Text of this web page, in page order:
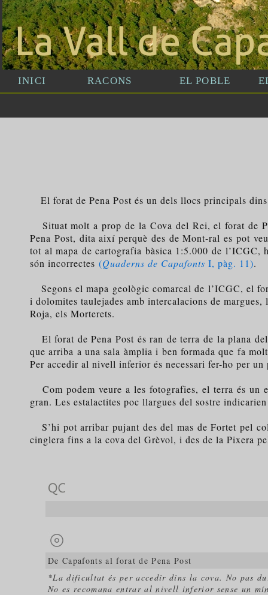
El forat de Pena Post és un dels llocs principals
Situat molt a prop de la Cova del Rei, el forat de
Pena Post, dita així perquè des de Mont-ral es pot
tot al mapa de cartografia bàsica 1:5.000 de
són incorrectes (Quaderns de Capafonts I, pàg. 11).
Segons el mapa geològic comarcal de l’ICGC, el
i dolomites taulejades amb intercalacions de
Roja, els Morterets.
El forat de Pena Post és ran de terra de la plana
que arriba a una sala àmplia i ben formada que fa
Per accedir al nivell inferior és necessari fer-ho per
Com podem veure a les fotografies, el terra és un
gran. Les estalactites poc llargues del sostre
S’hi pot arribar pujant des del mas de Fortet pel
cinglera fins a la cova del Grèvol, i des de la Pixera
De Capafonts al forat de Pena Post
*La dificultat és per accedir dins la cova. No pas
No es recomana entrar al nivell inferior sense un